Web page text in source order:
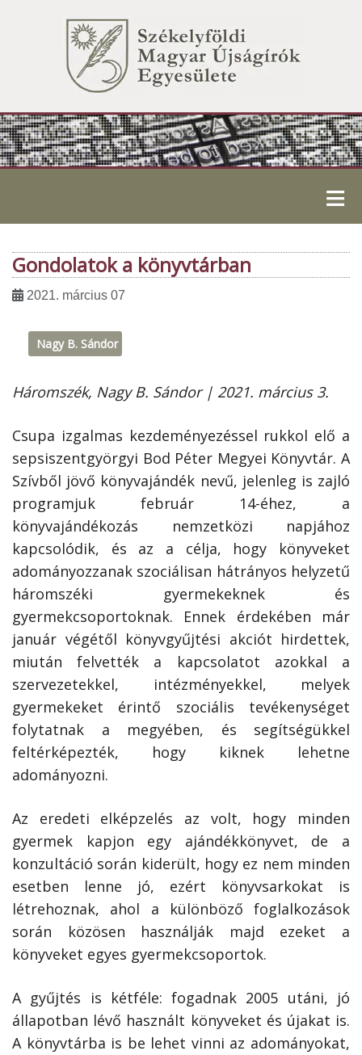
≡
Gondolatok a könyvtárban
2021. március 07
Nagy B. Sándor
Háromszék, Nagy B. Sándor | 2021. március 3.
Csupa izgalmas kezdeményezéssel rukkol elő a
sepsiszentgyörgyi Bod Péter Megyei Könyvtár. A
Szívből jövő könyvajándék nevű, jelenleg is zajló
programjuk február 14-éhez, a
könyvajándékozás nemzetközi napjához
kapcsolódik, és az a célja, hogy könyveket
adományozzanak szociálisan hátrányos helyzetű
háromszéki gyermekeknek és
gyermekcsoportoknak. Ennek érdekében már
január végétől könyvgyűjtési akciót hirdettek,
miután felvették a kapcsolatot azokkal a
szervezetekkel, intézményekkel, melyek
gyermekeket érintő szociális tevékenységet
folytatnak a megyében, és segítségükkel
feltérképezték, hogy kiknek lehetne
adományozni.
Az eredeti elképzelés az volt, hogy minden
gyermek kapjon egy ajándékkönyvet, de a
konzultáció során kiderült, hogy ez nem minden
esetben lenne jó, ezért könyvsarkokat is
létrehoznak, ahol a különböző foglalkozások
során közösen használják majd ezeket a
könyveket egyes gyermekcsoportok.
A gyűjtés is kétféle: fogadnak 2005 utáni, jó
állapotban lévő használt könyveket és újakat is.
A könyvtárba is be lehet vinni az adományokat,